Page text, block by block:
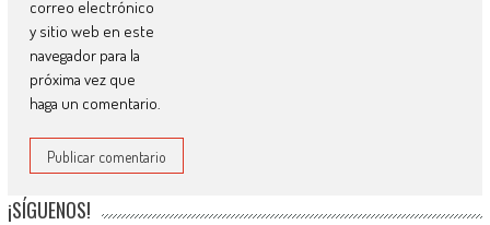
correo electrónico
y sitio web en este
navegador para la
próxima vez que
haga un comentario.
¡SÍGUENOS!